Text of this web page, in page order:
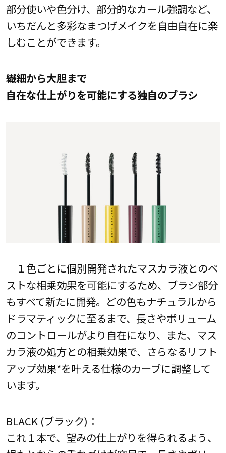
部分使いや色分け、部分的なカール強調など、
いちだんと多彩なまつげメイクを自由自在に楽
しむことができます。
繊細から大胆まで
自在な仕上がりを可能にする独自のブラシ
１色ごとに個別開発されたマスカラ液とのベ
ストな相乗効果を可能にするため、ブラシ部分
もすべて新たに開発。どの色もナチュラルから
ドラマティックに至るまで、長さやボリューム
のコントロールがより自在になり、また、マス
カラ液の処方との相乗効果で、さらなるリフト
アップ効果*を叶える仕様のカーブに調整して
います。
BLACK (ブラック)：
これ１本で、望みの仕上がりを得られるよう、